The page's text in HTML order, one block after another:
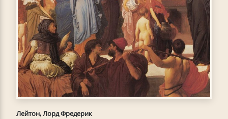
Лейтон, Лорд Фредерик